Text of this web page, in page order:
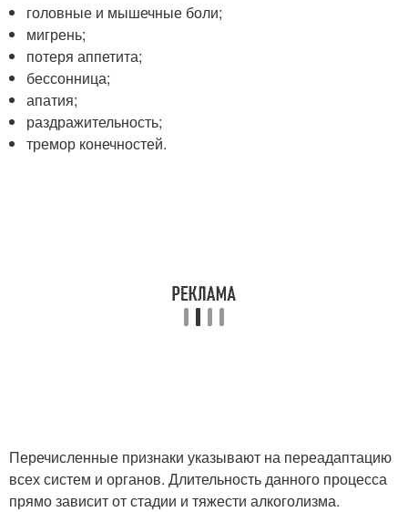
головные и мышечные боли;
мигрень;
потеря аппетита;
бессонница;
апатия;
раздражительность;
тремор конечностей.
Перечисленные признаки указывают на переадаптацию
всех систем и органов. Длительность данного процесса
прямо зависит от стадии и тяжести алкоголизма.